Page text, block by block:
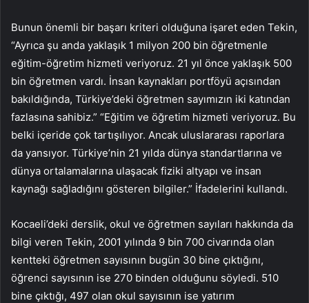
Bunun önemli bir başarı kriteri olduğuna işaret eden Tekin,
“Ayrıca şu anda yaklaşık 1 milyon 200 bin öğretmenle
eğitim-öğretim hizmeti veriyoruz. 21 yıl önce yaklaşık 500
bin öğretmen vardı. İnsan kaynakları portföyü açısından
bakıldığında, Türkiye’deki öğretmen sayımızın iki katından
fazlasına sahibiz.” “Eğitim ve öğretim hizmeti veriyoruz. Bu
belki içeride çok tartışılıyor. Ancak uluslararası raporlara
da yansıyor. Türkiye’nin 21 yılda dünya standartlarına ve
dünya ortalamalarına ulaşacak fiziki altyapı ve insan
kaynağı sağladığını gösteren bilgiler.” İfadelerini kullandı.
Kocaeli’deki derslik, okul ve öğretmen sayıları hakkında da
bilgi veren Tekin, 2001 yılında 9 bin 700 civarında olan
kentteki öğretmen sayısının bugün 30 bine çıktığını,
öğrenci sayısının ise 270 binden olduğunu söyledi. 510
bine çıktığı, 497 olan okul sayısının ise yatırım